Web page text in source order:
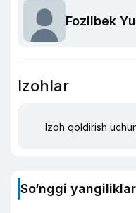
Fozilbek
Izohlar
Izoh qoldirish
So‘nggi yangiliklar